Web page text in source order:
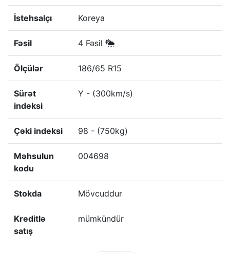
İstehsalçı Koreya
Fəsil 4 Fəsil
Ölçülər 186/65 R15
Sürət
indeksi
Y - (300km/s)
Çəki indeksi 98 - (750kg)
Məhsulun
kodu
004698
Stokda Mövcuddur
Kreditlə
satış
mümkündür